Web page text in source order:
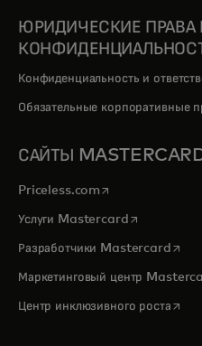
ЮРИДИЧЕСКИЕ ПРАВА
Конфиденциальность и
Обязательные корпоративные
САЙТЫ
Priceless.com opens in a new
Услуги Mastercardopens in a
Разработчики Mastercard
Маркетинговый центр
Центр инклюзивного роста